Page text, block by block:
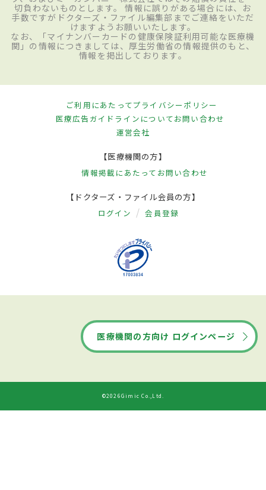
切負わないものとします。 情報に誤りがある場合には、お
手数ですがドクターズ・ファイル編集部までご連絡をいただ
けますようお願いいたします。
なお、「マイナンバーカードの健康保険証利用可能な医療機
関」の情報につきましては、厚生労働省の情報提供のもと、
情報を掲出しております。
ご利用にあたってプライバシーポリシー
医療広告ガイドラインについてお問い合わせ
運営会社
【医療機関の方】
情報掲載にあたって お問い合わせ
【ドクターズ・ファイル会員の方】
ログイン 会員登録
医療機関の方向け ログインページ
©2026Gimic Co.,Ltd.